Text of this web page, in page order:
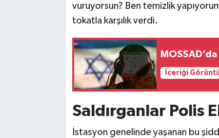
vuruyorsun? Ben temizlik
tokatla karşılık verdi.
İçeriği
Saldırganlar Polis
İstasyon genelinde yaşanan bu